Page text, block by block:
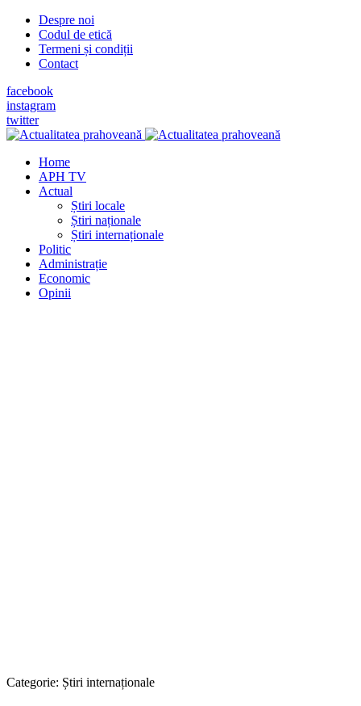
Despre noi
Codul de etică
Termeni și condiții
Contact
facebook
instagram
twitter
Home
APH TV
Actual
Știri locale
Știri naționale
Știri internaționale
Politic
Administrație
Economic
Opinii
Categorie: Știri internaționale